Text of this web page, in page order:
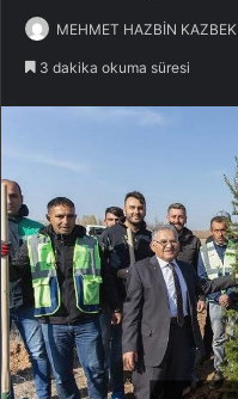
MEHMET HAZBİN KAZBEK
3 dakika okuma süresi